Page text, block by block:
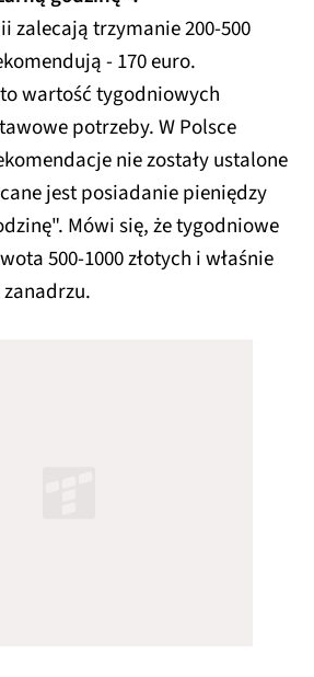
zalecają trzymanie 200-500
- 170 euro.
wartość tygodniowych
potrzeby. W Polsce
nie zostały ustalone
jest posiadanie pieniędzy
Mówi się, że tygodniowe
500-1000 złotych i właśnie